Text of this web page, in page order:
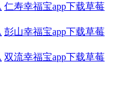
仁寿幸福宝app下载草莓
彭山幸福宝app下载草莓
双流幸福宝app下载草莓